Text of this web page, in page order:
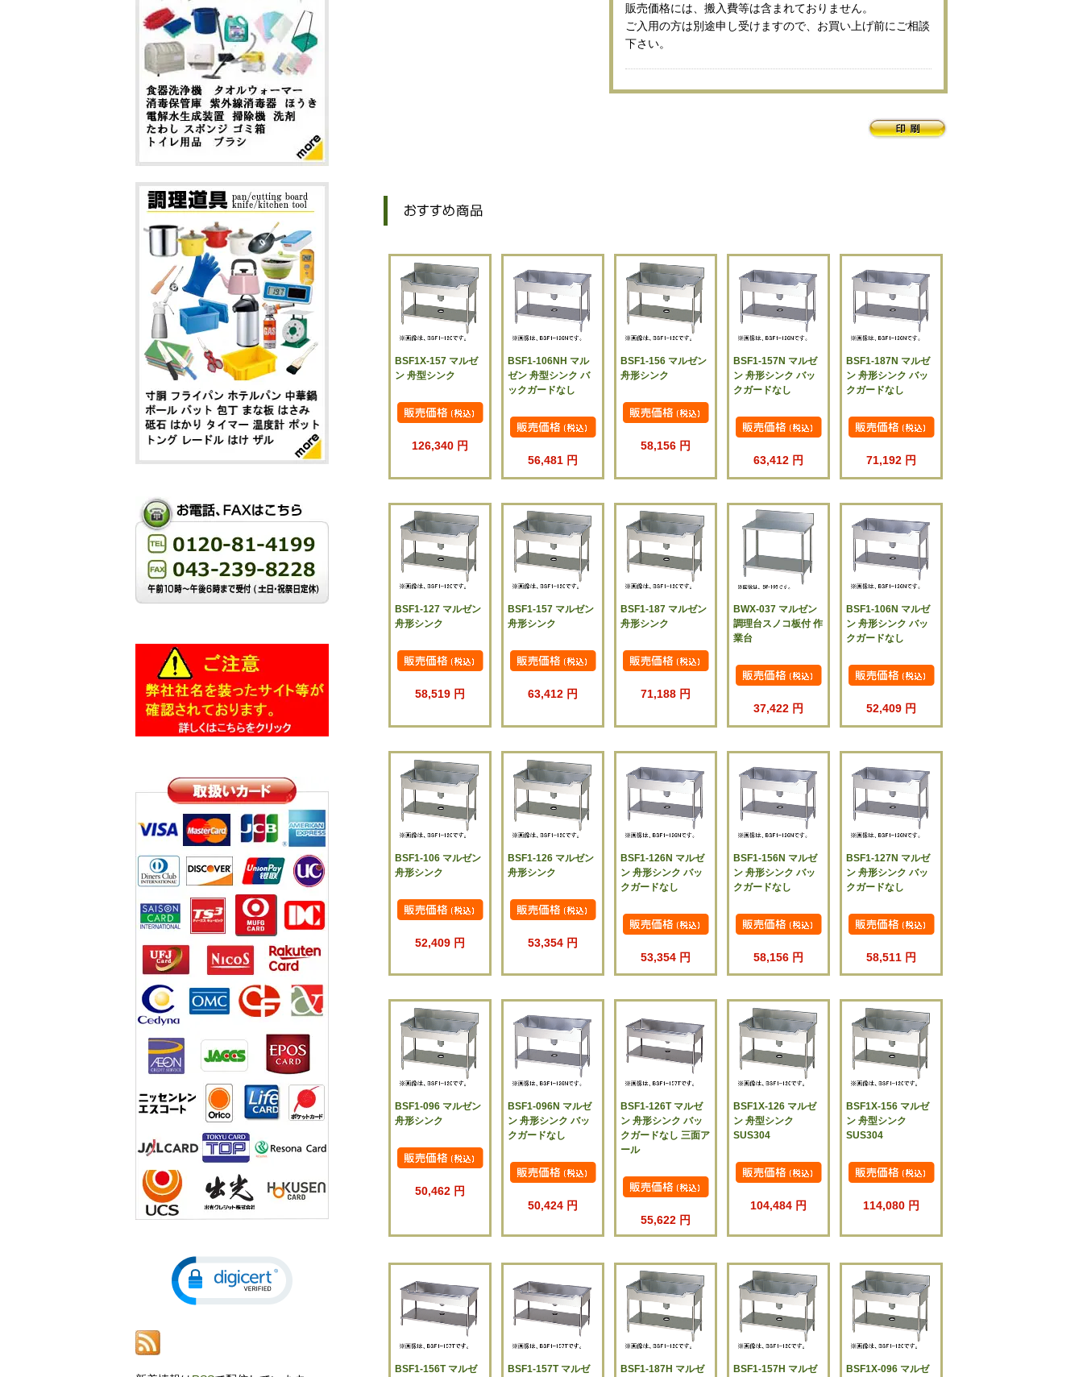
販売価格には、搬入費等は含まれておりません。
ご入用の方は別途申し受けますので、お買い上げ前にご相談
下さい。
BSF1X-157 マルゼ
ン 舟型シンク
126,340 円
BSF1-106NH マル
ゼン 舟型シンク バ
ックガードなし
56,481 円
BSF1-156 マルゼン
舟形シンク
58,156 円
BSF1-157N マルゼ
ン 舟形シンク バッ
クガードなし
63,412 円
BSF1-187N マルゼ
ン 舟形シンク バッ
クガードなし
71,192 円
BSF1-127 マルゼン
舟形シンク
58,519 円
BSF1-157 マルゼン
舟形シンク
63,412 円
BSF1-187 マルゼン
舟形シンク
71,188 円
BWX-037 マルゼン
調理台スノコ板付 作
業台
37,422 円
BSF1-106N マルゼ
ン 舟形シンク バッ
クガードなし
52,409 円
BSF1-106 マルゼン
舟形シンク
52,409 円
BSF1-126 マルゼン
舟形シンク
53,354 円
BSF1-126N マルゼ
ン 舟形シンク バッ
クガードなし
53,354 円
BSF1-156N マルゼ
ン 舟形シンク バッ
クガードなし
58,156 円
BSF1-127N マルゼ
ン 舟形シンク バッ
クガードなし
58,511 円
BSF1-096 マルゼン
舟形シンク
50,462 円
BSF1-096N マルゼ
ン 舟形シンク バッ
クガードなし
50,424 円
BSF1-126T マルゼ
ン 舟形シンク バッ
クガードなし 三面ア
ール
55,622 円
BSF1X-126 マルゼ
ン 舟型シンク
SUS304
104,484 円
BSF1X-156 マルゼ
ン 舟型シンク
SUS304
114,080 円
BSF1-156T マルゼ BSF1-157T マルゼ BSF1-187H マルゼ BSF1-157H マルゼ BSF1X-096 マルゼ